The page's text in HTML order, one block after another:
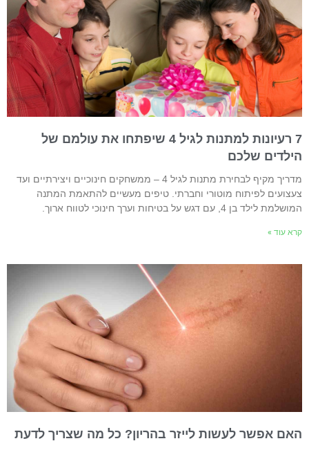
7 רעיונות למתנות לגיל 4 שיפתחו את עולמם של
שלכם
מדריך מקיף לבחירת מתנות לגיל 4 – ממשחקים חינוכיים ויצירתיים ועד
לפיתוח מוטורי וחברתי. טיפים מעשיים להתאמת המתנה
לילד בן 4, עם דגש על בטיחות וערך חינוכי לטווח ארוך.
עוד »
אפשר לעשות לייזר בהריון? כל מה שצריך לדעת